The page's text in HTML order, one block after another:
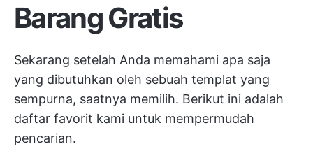
Barang Gratis
Sekarang setelah Anda memahami apa saja
yang dibutuhkan oleh sebuah templat yang
sempurna, saatnya memilih. Berikut ini adalah
daftar favorit kami untuk mempermudah
pencarian.